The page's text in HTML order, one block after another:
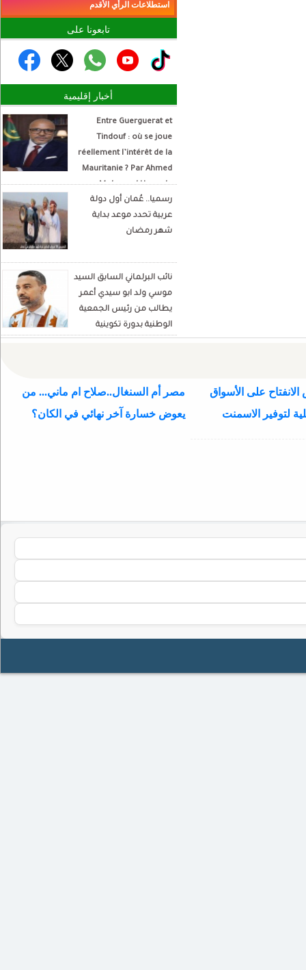
استطلاعات الرأي الأقدم
تابعونا على
أخبار إقليمية
Entre Guerguerat et
Tindouf : où se joue
réellement l’intérêt de la
Mauritanie ? Par Ahmed
Mohamed Hamada
Écrivain et analyste
politique
رسميا.. عُمان أول دولة
عربية تحدد موعد بداية
شهر رمضان
نائب البرلماني السابق السيد
موسي ولد ابو سيدي أعمر
يطالب من رئيس الجمعية
الوطنية بدورة تكوينية
للنواب الجديد
على الأسواق
لتوفير الاسمنت
مصر أم السنغال..صلاح ام ماني... من
يعوض خسارة آخر نهائي في الكان؟